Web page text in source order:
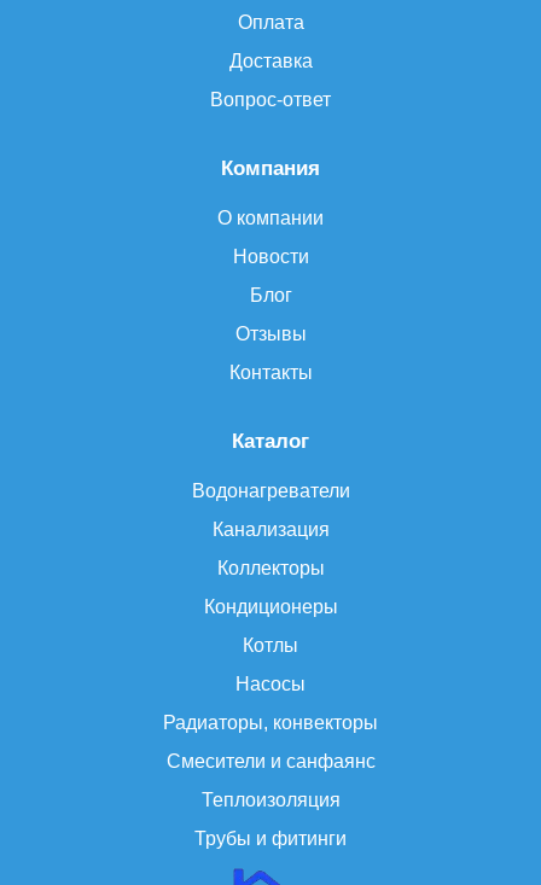
Каталог
Водонагреватели
Канализация
Коллекторы
Кондиционеры
Котлы
Насосы
Радиаторы, конвекторы
Смесители и санфаянс
Теплоизоляция
Трубы и фитинги
Компания
О компании
Новости
Блог
Отзывы
Контакты
Оплата
Доставка
Вопрос-ответ